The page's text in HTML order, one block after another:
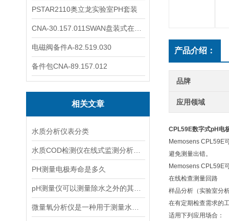
PSTAR2110奥立龙实验室PH套装
电磁阀备件A-82.519.030
备件包CNA-89.157.012
相关文章
水质分析仪表分类
PH测量电极寿命是多久
产品介绍：
品牌
应用领域
CPL59E数字式pH电
Memosens CPL59E
避免测量出错。
Memosens CPL59E
在线检查测量回路
样品分析（实验室分
在有定期检查需求的
适用下列应用场合：